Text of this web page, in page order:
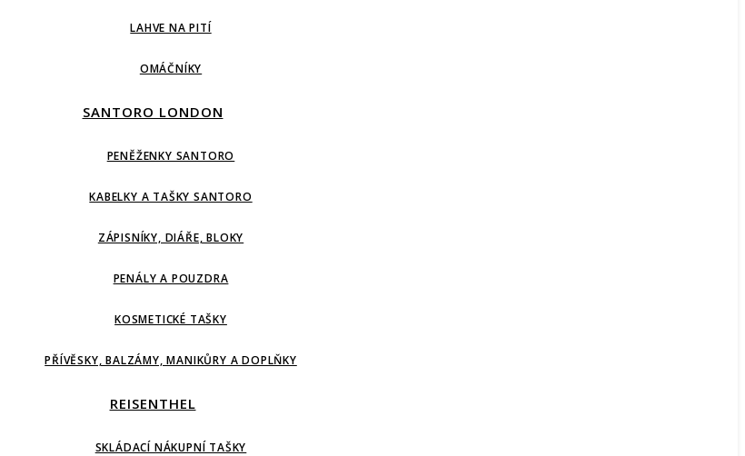
LAHVE NA PITÍ
OMÁČNÍKY
SANTORO LONDON
PENĚŽENKY SANTORO
KABELKY A TAŠKY SANTORO
ZÁPISNÍKY, DIÁŘE, BLOKY
PENÁLY A POUZDRA
KOSMETICKÉ TAŠKY
PŘÍVĚSKY, BALZÁMY, MANIKŮRY A DOPLŇKY
REISENTHEL
SKLÁDACÍ NÁKUPNÍ TAŠKY